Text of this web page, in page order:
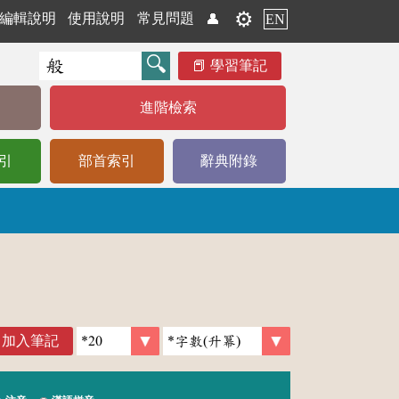
編輯說明 使用說明 常見問題 👤 ⚙️ EN
學習筆記
進階檢索
部首索引 辭典附錄
加入筆記